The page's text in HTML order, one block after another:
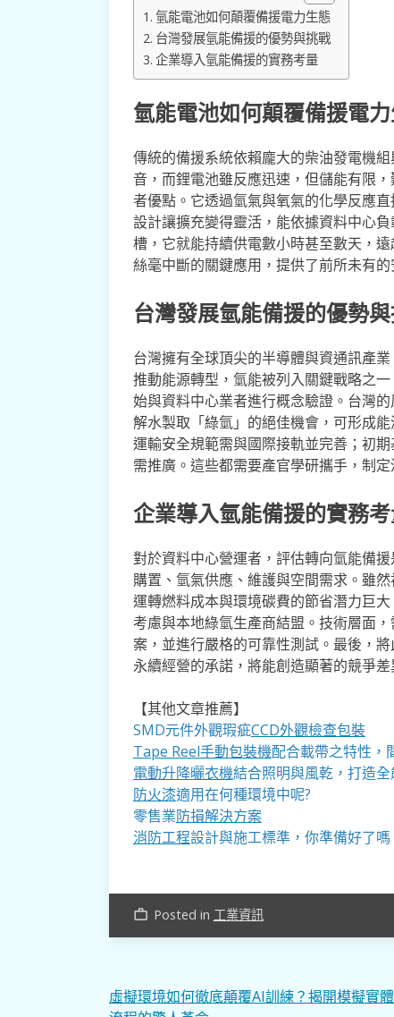
氫能電池如何顛覆備援電力生態
台灣發展氫能備援的優勢與挑戰
企業導入氫能備援的實務考量
氫能電池如何顛覆備援電
傳統的備援系統依賴龐大的柴油發電機
音，而鋰電池雖反應迅速，但儲能有限
者優點。它透過氫氣與氧氣的化學反應
設計讓擴充變得靈活，能依據資料中心
槽，它就能持續供電數小時甚至數天，
絲毫中斷的關鍵應用，提供了前所未有的
台灣發展氫能備援的優勢
台灣擁有全球頂尖的半導體與資通訊產
推動能源轉型，氫能被列入關鍵戰略之
始與資料中心業者進行概念驗證。台灣
解水製取「綠氫」的絕佳機會，可形成
運輸安全規範需與國際接軌並完善；初
需推廣。這些都需要產官學研攜手，制
企業導入氫能備援的實務
對於資料中心營運者，評估轉向氫能備
購置、氫氣供應、維護與空間需求。雖
運轉燃料成本與環境碳費的節省潛力巨
考慮與本地綠氫生產商結盟。技術層面
案，並進行嚴格的可靠性測試。最後，
永續經營的承諾，將能創造顯著的競爭差
【其他文章推薦】
SMD元件外觀瑕疵CCD外觀檢查包裝
Tape Reel手動包裝機配合載帶之特性，
電動升降曬衣機結合照明與風乾，打造
防火漆適用在何種環境中呢?
零售業防損解決方案
消防工程設計與施工標準，你準備好了嗎
work_outline Posted in 工業資訊
文
虛擬環境如何徹底顛覆AI訓練？揭開模擬實